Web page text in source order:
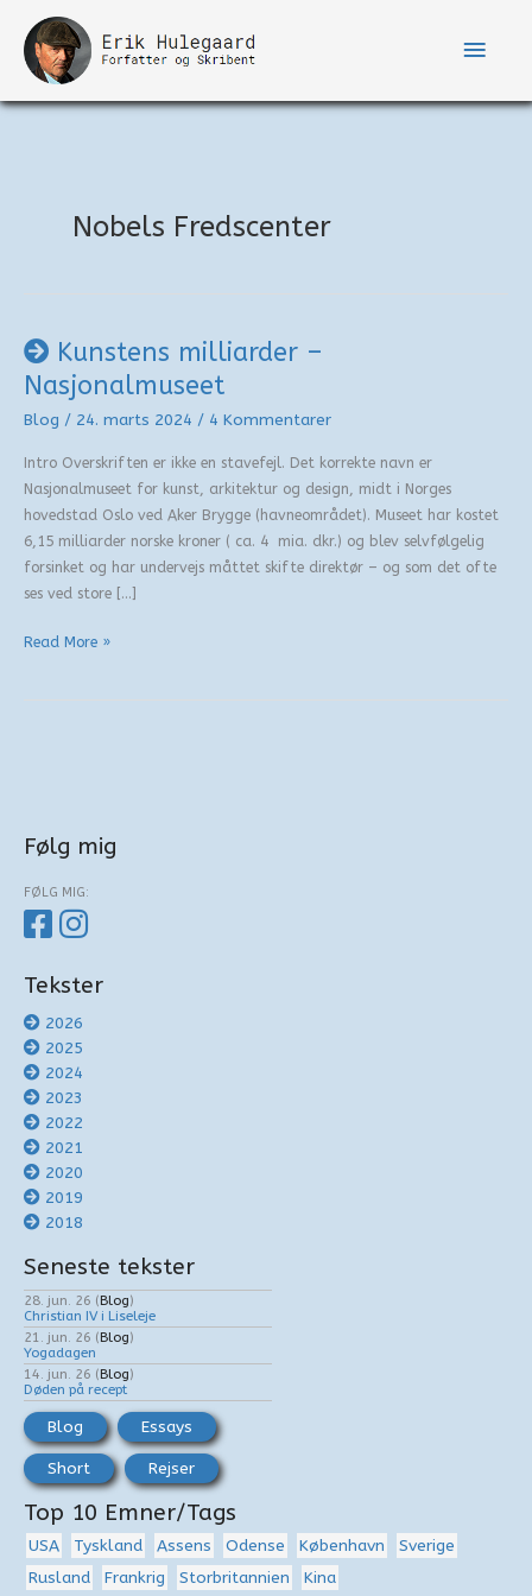
indholdet
Nobels Fredscenter
Kunstens milliarder –
Nasjonalmuseet
Blog / 24. marts 2024 / 4 Kommentarer
Intro Overskriften er ikke en stavefejl. Det korrekte navn er
Nasjonalmuseet for kunst, arkitektur og design, midt i Norges
hovedstad Oslo ved Aker Brygge (havneområdet). Museet har kostet
6,15 milliarder norske kroner ( ca. 4 mia. dkr.) og blev selvfølgelig
forsinket og har undervejs måttet skifte direktør – og som det ofte
ses ved store […]
Kunstens
Read More »
Følg mig
FØLG MIG:
Tekster
2026
2025
2024
2023
2022
2021
2020
2019
2018
Seneste tekster
28. jun. 26 (Blog)
Christian IV i Liseleje
21. jun. 26 (Blog)
Yogadagen
14. jun. 26 (Blog)
Døden på recept
Blog Essays
Short Rejser
Top 10 Emner/Tags
USA Tyskland Assens Odense København
Sverige
Rusland
Frankrig Storbritannien Kina